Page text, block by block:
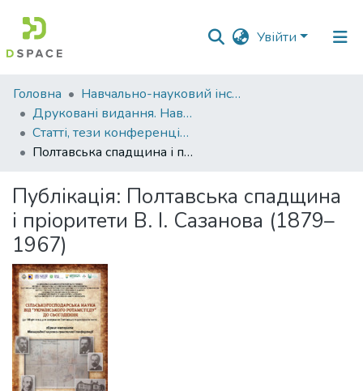
Увійти
Фонди
та
зібрання
Пошук за критеріями
Статистика
Головна
Навчально-науковий інститут агротехнологій, селекції та екології
Друковані видання. Навчально-науковий інститут агротехнологій, селекції та екології
Статті, тези конференцій. Навчально-науковий інститут агротехнологій, селекції та екології
Полтавська спадщина і пріоритети В. І. Сазанова (1879–1967)
Публікація: Полтавська спадщина
і пріоритети В. І. Сазанова (1879–
1967)